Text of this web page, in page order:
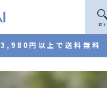
3,980円以上で送料無料
探 す